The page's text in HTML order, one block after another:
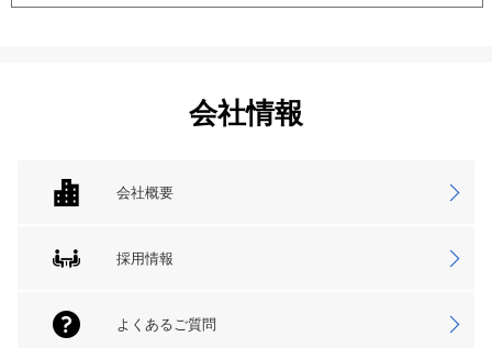
会社情報
会社概要
採用情報
よくあるご質問